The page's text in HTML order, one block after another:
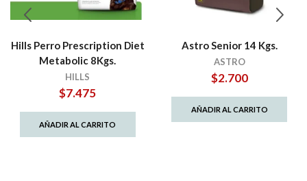
Hills Perro Prescription Diet
Metabolic 8Kgs.
HILLS
$7.475
AÑADIR AL CARRITO
Astro Senior 14 Kgs.
ASTRO
$2.700
AÑADIR AL CARRITO